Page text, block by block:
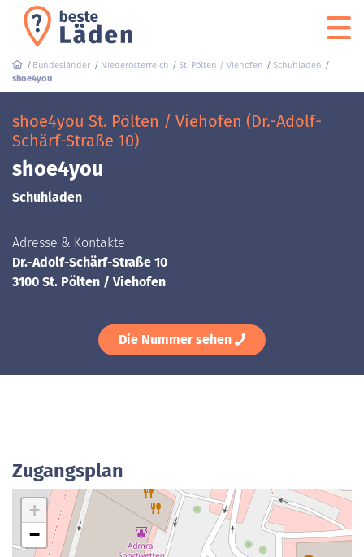
Bundesländer Niederösterreich St. Pölten / Viehofen
Schuhladen
shoe4you
shoe4you St. Pölten / Viehofen (Dr.-Adolf-
Schärf-Straße 10)
shoe4you
Schuhladen
Adresse & Kontakte
Dr.-Adolf-Schärf-Straße 10
3100 St. Pölten / Viehofen
Die Nummer sehen
Zugangsplan
+
−